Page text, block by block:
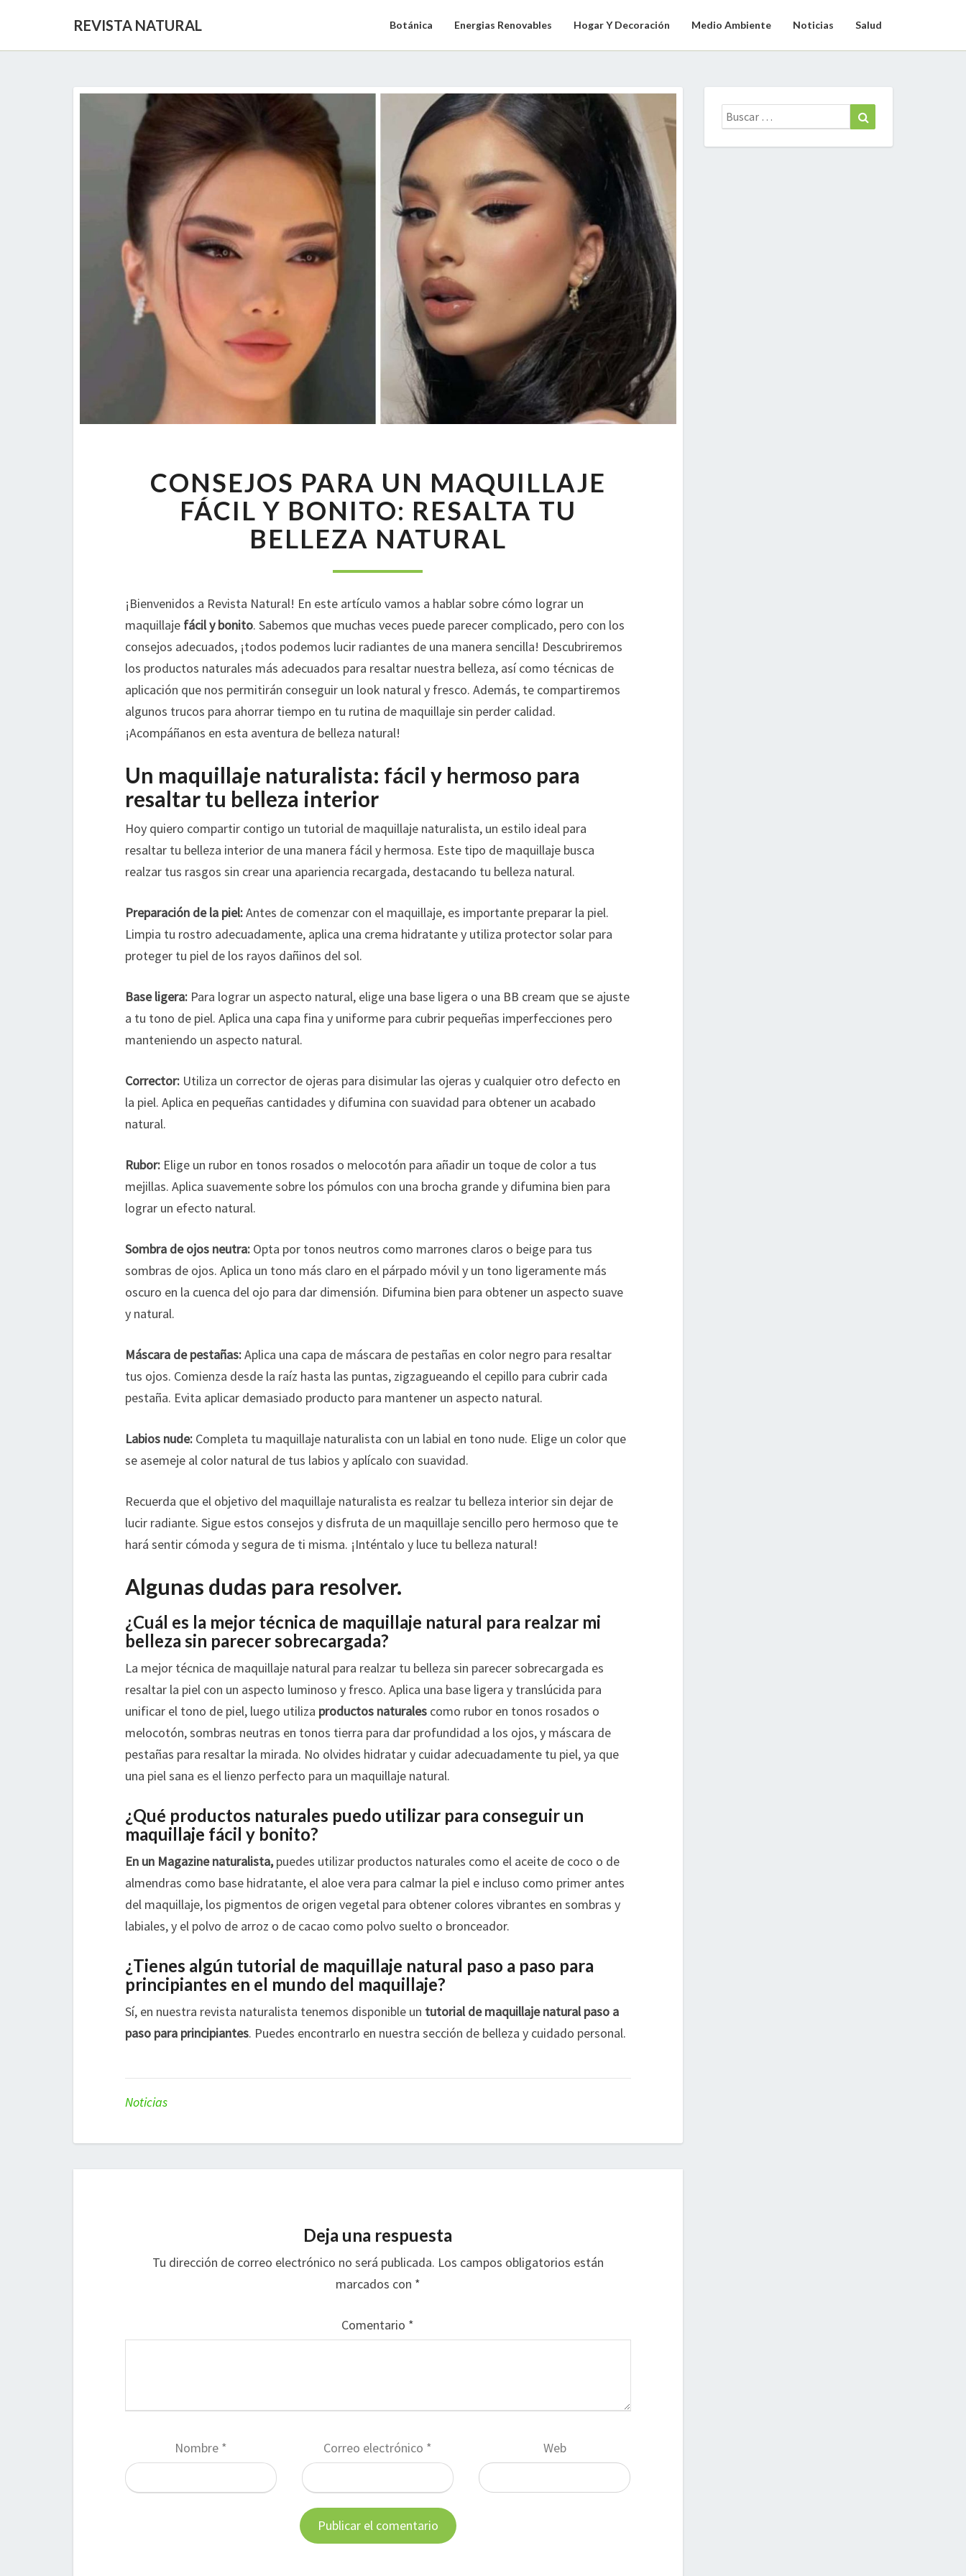
REVISTA NATURAL Botánica Energias Renovables Hogar Y Decoración Medio Ambiente Noticias Salud
PARA
UN
MAQUILLAJE
FÁCIL
Y
BONITO:
TU
BELLEZA
NATURAL
CONSEJOS PARA UN MAQUILLAJE
FÁCIL Y BONITO: RESALTA TU
BELLEZA NATURAL
¡Bienvenidos a Revista Natural! En este artículo vamos a hablar sobre cómo lograr un
maquillaje fácil y bonito. Sabemos que muchas veces puede parecer complicado, pero con los
consejos adecuados, ¡todos podemos lucir radiantes de una manera sencilla! Descubriremos
los productos naturales más adecuados para resaltar nuestra belleza, así como técnicas de
aplicación que nos permitirán conseguir un look natural y fresco. Además, te compartiremos
algunos trucos para ahorrar tiempo en tu rutina de maquillaje sin perder calidad.
¡Acompáñanos en esta aventura de belleza natural!
Un maquillaje naturalista: fácil y hermoso para
resaltar tu belleza interior
Hoy quiero compartir contigo un tutorial de maquillaje naturalista, un estilo ideal para
resaltar tu belleza interior de una manera fácil y hermosa. Este tipo de maquillaje busca
realzar tus rasgos sin crear una apariencia recargada, destacando tu belleza natural.
Preparación de la piel:Antes de comenzar con el maquillaje, es importante preparar la piel.
Limpia tu rostro adecuadamente, aplica una crema hidratante y utiliza protector solar para
proteger tu piel de los rayos dañinos del sol.
Base ligera: Para lograr un aspecto natural, elige una base ligera o una BB cream que se ajuste
a tu tono de piel. Aplica una capa fina y uniforme para cubrir pequeñas imperfecciones pero
manteniendo un aspecto natural.
Corrector: Utiliza un corrector de ojeras para disimular las ojeras y cualquier otro defecto en
la piel. Aplica en pequeñas cantidades y difumina con suavidad para obtener un acabado
natural.
Rubor: Elige un rubor en tonos rosados o melocotón para añadir un toque de color a tus
mejillas. Aplica suavemente sobre los pómulos con una brocha grande y difumina bien para
lograr un efecto natural.
Sombra de ojos neutra: Opta por tonos neutros como marrones claros o beige para tus
sombras de ojos. Aplica un tono más claro en el párpado móvil y un tono ligeramente más
oscuro en la cuenca del ojo para dar dimensión. Difumina bien para obtener un aspecto suave
y natural.
Máscara de pestañas:Aplica una capa de máscara de pestañas en color negro para resaltar
tus ojos. Comienza desde la raíz hasta las puntas, zigzagueando el cepillo para cubrir cada
pestaña. Evita aplicar demasiado producto para mantener un aspecto natural.
Labios nude: Completa tu maquillaje naturalista con un labial en tono nude. Elige un color que
se asemeje al color natural de tus labios y aplícalo con suavidad.
Recuerda que el objetivo del maquillaje naturalista es realzar tu belleza interior sin dejar de
lucir radiante. Sigue estos consejos y disfruta de un maquillaje sencillo pero hermoso que te
hará sentir cómoda y segura de ti misma. ¡Inténtalo y luce tu belleza natural!
Algunas dudas para resolver.
¿Cuál es la mejor técnica de maquillaje natural para realzar mi
belleza sin parecer sobrecargada?
La mejor técnica de maquillaje natural para realzar tu belleza sin parecer sobrecargada es
resaltar la piel con un aspecto luminoso y fresco. Aplica una base ligera y translúcida para
unificar el tono de piel, luego utiliza productos naturales como rubor en tonos rosados o
melocotón, sombras neutras en tonos tierra para dar profundidad a los ojos, y máscara de
pestañas para resaltar la mirada. No olvides hidratar y cuidar adecuadamente tu piel, ya que
una piel sana es el lienzo perfecto para un maquillaje natural.
¿Qué productos naturales puedo utilizar para conseguir un
maquillaje fácil y bonito?
En un Magazine naturalista,puedes utilizar productos naturales como el aceite de coco o de
almendras como base hidratante, el aloe vera para calmar la piel e incluso como primer antes
del maquillaje, los pigmentos de origen vegetal para obtener colores vibrantes en sombras y
labiales, y el polvo de arroz o de cacao como polvo suelto o bronceador.
¿Tienes algún tutorial de maquillaje natural paso a paso para
principiantes en el mundo del maquillaje?
Sí, en nuestra revista naturalista tenemos disponible un tutorial de maquillaje natural paso a
paso para principiantes. Puedes encontrarlo en nuestra sección de belleza y cuidado personal.
Noticias
Deja una respuesta
Tu dirección de correo electrónico no será publicada. Los campos obligatorios están
marcados con *
Comentario *
Nombre * Correo electrónico * Web
Buscar: